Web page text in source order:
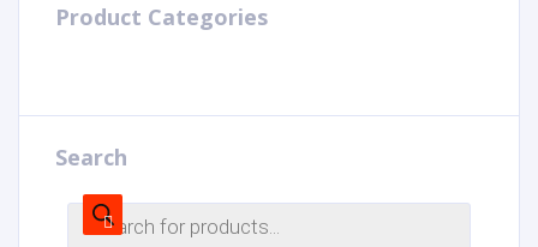
Product Categories
Search